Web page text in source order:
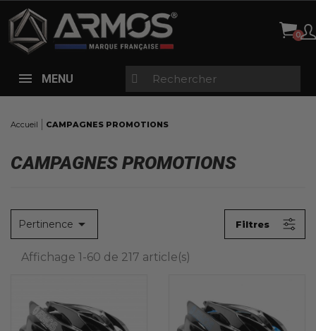
MENU
Accueil CAMPAGNES PROMOTIONS
CAMPAGNES PROMOTIONS
Pertinence  Filtres
Affichage 1-60 de 217 article(s)
Panneau de gestion des cookies